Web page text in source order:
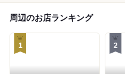
周辺のお店ランキング
1 2